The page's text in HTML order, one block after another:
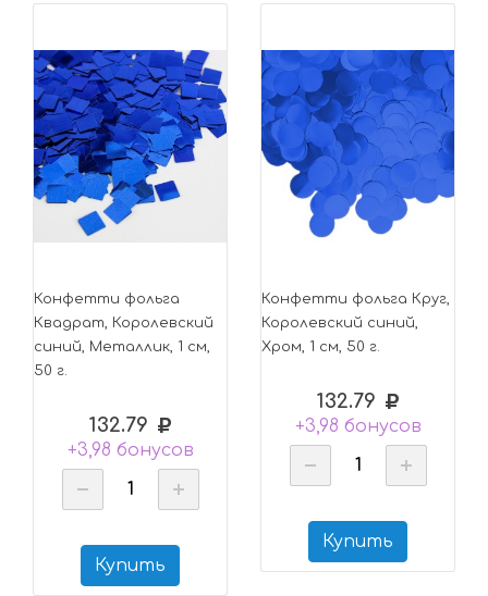
Конфетти фольга
Квадрат, Королевский
синий, Металлик, 1 см,
50 г.
132.79
+3,98 бонусов
Купить
Конфетти фольга Круг,
Королевский синий,
Хром, 1 см, 50 г.
132.79
+3,98 бонусов
Купить